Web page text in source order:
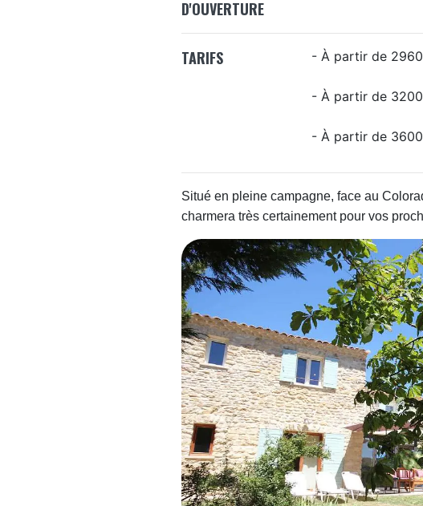
D'OUVERTURE
TARIFS - À partir de
- À partir de
- À partir de
Situé en pleine campagne, face au
charmera très certainement pour vos